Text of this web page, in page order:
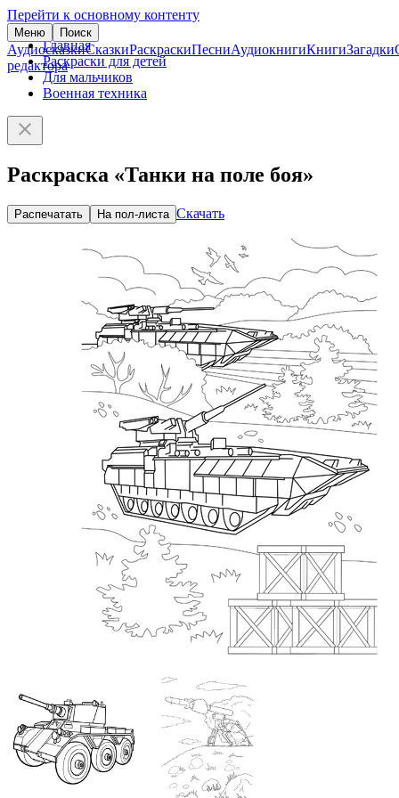
Перейти к основному контенту
Меню Поиск
АудиосказкиСказкиРаскраскиПесниАудиокнигиКнигиЗагадки
редактора
Главная
Раскраски для детей
Для мальчиков
Военная техника
Раскраска «Танки на поле боя»
Распечатать На пол-листа Скачать